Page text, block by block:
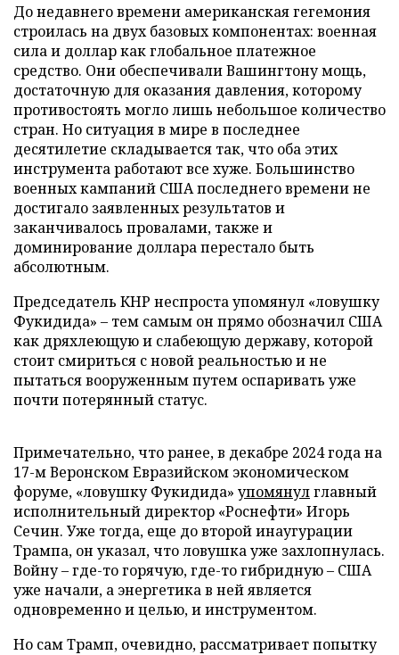
До недавнего времени американская гегемония
строилась на двух базовых компонентах: военная
сила и доллар как глобальное платежное
средство. Они обеспечивали Вашингтону мощь,
достаточную для оказания давления, которому
противостоять могло лишь небольшое количество
стран. Но ситуация в мире в последнее
десятилетие складывается так, что оба этих
инструмента работают все хуже. Большинство
военных кампаний США последнего времени не
достигало заявленных результатов и
заканчивалось провалами, также и
доминирование доллара перестало быть
абсолютным.
Председатель КНР неспроста упомянул «ловушку
Фукидида» – тем самым он прямо обозначил США
как дряхлеющую и слабеющую державу, которой
стоит смириться с новой реальностью и не
пытаться вооруженным путем оспаривать уже
почти потерянный статус.
Примечательно, что ранее, в декабре 2024 года на
17-м Веронском Евразийском экономическом
форуме, «ловушку Фукидида» упомянулглавный
исполнительный директор «Роснефти» Игорь
Сечин. Уже тогда, еще до второй инаугурации
Трампа, он указал, что ловушка уже захлопнулась.
Войну – где-то горячую, где-то гибридную – США
уже начали, а энергетика в ней является
одновременно и целью, и инструментом.
Но сам Трамп, очевидно, рассматривает попытку